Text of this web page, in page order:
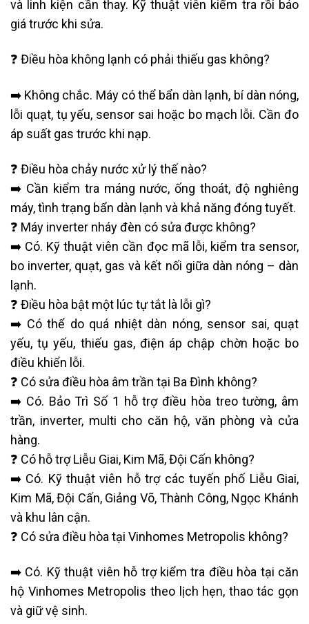
và linh kiện cần thay. Kỹ thuật viên kiểm tra rồi báo
giá trước khi sửa.
❓ Điều hòa không lạnh có phải thiếu gas không?
➡️ Không chắc. Máy có thể bẩn dàn lạnh, bí dàn nóng,
lỗi quạt, tụ yếu, sensor sai hoặc bo mạch lỗi. Cần đo
áp suất gas trước khi nạp.
❓ Điều hòa chảy nước xử lý thế nào?
➡️ Cần kiểm tra máng nước, ống thoát, độ nghiêng
máy, tình trạng bẩn dàn lạnh và khả năng đóng tuyết.
❓ Máy inverter nháy đèn có sửa được không?
➡️ Có. Kỹ thuật viên cần đọc mã lỗi, kiểm tra sensor,
bo inverter, quạt, gas và kết nối giữa dàn nóng – dàn
lạnh.
❓ Điều hòa bật một lúc tự tắt là lỗi gì?
➡️ Có thể do quá nhiệt dàn nóng, sensor sai, quạt
yếu, tụ yếu, thiếu gas, điện áp chập chờn hoặc bo
điều khiển lỗi.
❓ Có sửa điều hòa âm trần tại Ba Đình không?
➡️ Có. Bảo Trì Số 1 hỗ trợ điều hòa treo tường, âm
trần, inverter, multi cho căn hộ, văn phòng và cửa
hàng.
❓ Có hỗ trợ Liễu Giai, Kim Mã, Đội Cấn không?
➡️ Có. Kỹ thuật viên hỗ trợ các tuyến phố Liễu Giai,
Kim Mã, Đội Cấn, Giảng Võ, Thành Công, Ngọc Khánh
và khu lân cận.
❓ Có sửa điều hòa tại Vinhomes Metropolis không?
➡️ Có. Kỹ thuật viên hỗ trợ kiểm tra điều hòa tại căn
hộ Vinhomes Metropolis theo lịch hẹn, thao tác gọn
và giữ vệ sinh.